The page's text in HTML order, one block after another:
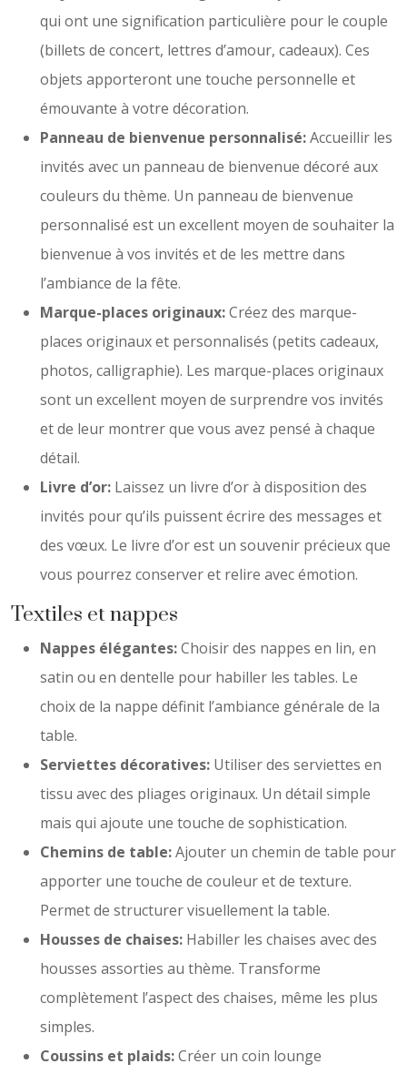
qui ont une signification particulière pour le couple
(billets de concert, lettres d’amour, cadeaux). Ces
objets apporteront une touche personnelle et
émouvante à votre décoration.
Panneau de bienvenue personnalisé:Accueillir les
invités avec un panneau de bienvenue décoré aux
couleurs du thème. Un panneau de bienvenue
personnalisé est un excellent moyen de souhaiter la
bienvenue à vos invités et de les mettre dans
l’ambiance de la fête.
Marque-places originaux:Créez des marque-
places originaux et personnalisés (petits cadeaux,
photos, calligraphie). Les marque-places originaux
sont un excellent moyen de surprendre vos invités
et de leur montrer que vous avez pensé à chaque
détail.
Livre d’or: Laissez un livre d’or à disposition des
invités pour qu’ils puissent écrire des messages et
des vœux. Le livre d’or est un souvenir précieux que
vous pourrez conserver et relire avec émotion.
Textiles et nappes
Nappes élégantes:Choisir des nappes en lin, en
satin ou en dentelle pour habiller les tables. Le
choix de la nappe définit l’ambiance générale de la
table.
Serviettes décoratives: Utiliser des serviettes en
tissu avec des pliages originaux. Un détail simple
mais qui ajoute une touche de sophistication.
Chemins de table:Ajouter un chemin de table pour
apporter une touche de couleur et de texture.
Permet de structurer visuellement la table.
Housses de chaises: Habiller les chaises avec des
housses assorties au thème. Transforme
complètement l’aspect des chaises, même les plus
simples.
Coussins et plaids:Créer un coin lounge